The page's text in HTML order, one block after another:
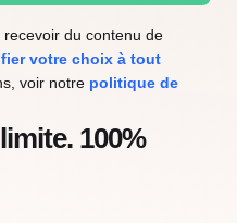
100%
du contenu de
votre choix à tout
voir notre politique de